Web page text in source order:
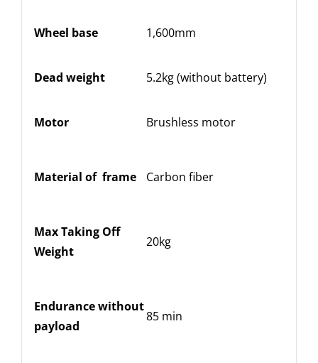
Wheel base 1,600mm
Dead weight 5.2kg (without battery)
Motor Brushless motor
Material of frame Carbon fiber
Max Taking Off
Weight
20kg
Endurancewithout
payload
85 min